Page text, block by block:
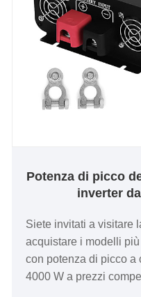
Potenza di picco
inverter
Siete invitati a visitare
acquistare i modelli
con potenza di picco
4000 W a prezzi